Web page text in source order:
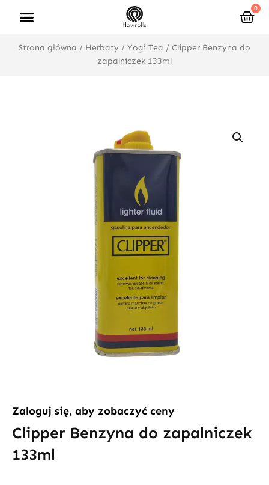
treści
0
Strona główna / Herbaty / Yogi Tea / Clipper Benzyna do
zapalniczek 133ml
Zaloguj się, aby zobaczyć ceny
Clipper Benzyna do zapalniczek
133ml